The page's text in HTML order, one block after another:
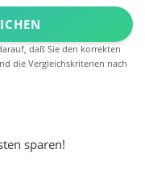
daß Sie den korrekten
die Vergleichskriterien nach
sparen!